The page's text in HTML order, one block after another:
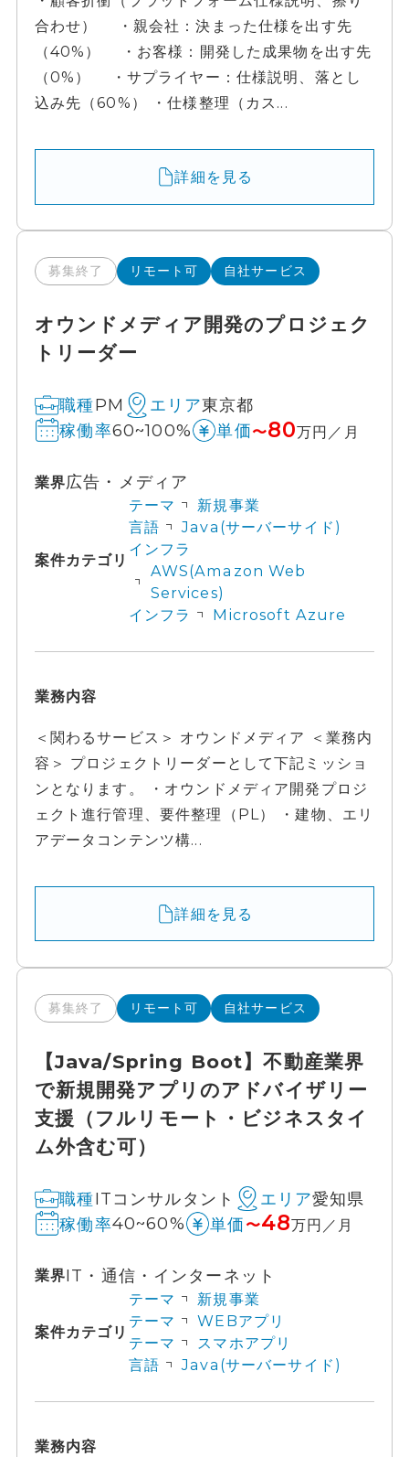
合わせ） ・親会社：決まった仕様を出す先
（40%） ・お客様：開発した成果物を出す先
（0%） ・サプライヤー：仕様説明、落とし
込み先（60%） ・仕様整理（カス...
詳細を見る
募集終了 リモート可 自社サービス
オウンドメディア開発のプロジェク
トリーダー
職種PM エリア東京都
稼働率60~100% 単価〜80万円／月
業界広告・メディア
案件カテゴリ
テーマ
新規事業
言語
Java(サーバーサイド)
インフラ
AWS(Amazon Web
Services)
インフラ
Microsoft Azure
業務内容
＜関わるサービス＞ オウンドメディア ＜業務内
容＞ プロジェクトリーダーとして下記ミッショ
ンとなります。 ・オウンドメディア開発プロジ
ェクト進行管理、要件整理（PL） ・建物、エリ
アデータコンテンツ構...
詳細を見る
募集終了 リモート可 自社サービス
【Java/Spring Boot】不動産業界
で新規開発アプリのアドバイザリー
支援（フルリモート・ビジネスタイ
ム外含む可）
職種ITコンサルタント エリア愛知県
稼働率40~60% 単価 〜48万円／月
業界IT・通信・インターネット
案件カテゴリ
テーマ
新規事業
テーマ
WEBアプリ
テーマ
スマホアプリ
言語
Java(サーバーサイド)
業務内容